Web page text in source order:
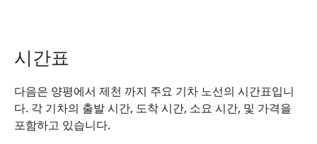
시간표
다음은 양평에서 제천 까지 주요 기차 노선의 시간표입니
다. 각 기차의 출발 시간, 도착 시간, 소요 시간, 및 가격을
포함하고 있습니다.